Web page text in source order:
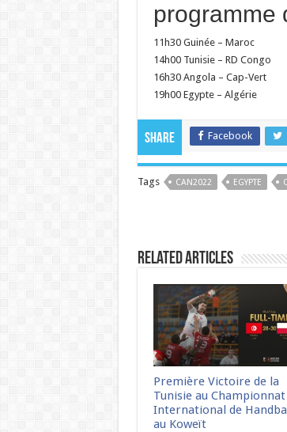
programme
11h30 Guinée – Maroc
14h00 Tunisie – RD Congo
16h30 Angola – Cap-Vert
19h00 Egypte – Algérie
Share Facebook
Tags CAN2022 EGYPTE
Related Articles
Première Victoire de la
Tunisie au Championnat
International de
au Koweït